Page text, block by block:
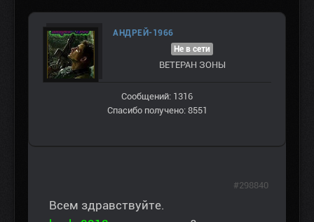
АНДРЕЙ-1966
Не в сети
ВЕТЕРАН ЗOНЫ
Сообщений: 1316
Спасибо получено: 8551
Всем здравствуйте.
#298840